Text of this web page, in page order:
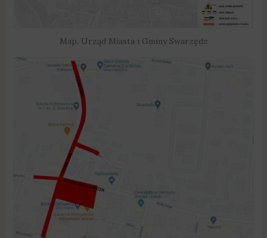
Map. Urząd Miasta i Gminy Swarzędz